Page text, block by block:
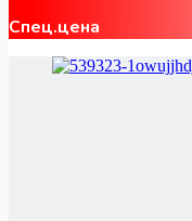
Спец.цена